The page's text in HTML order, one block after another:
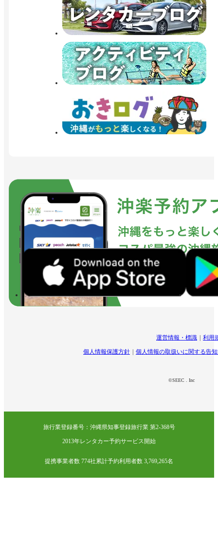
運営情報・標識 利用
個人情報保護方針 個人情報の取扱いに関する告
©SEEC . Inc
旅行業登録番号：沖縄県知事登録旅行業 第2-368号
2013年レンタカー予約サービス開始
提携事業者数 774社累計予約利用者数 3,769,265名